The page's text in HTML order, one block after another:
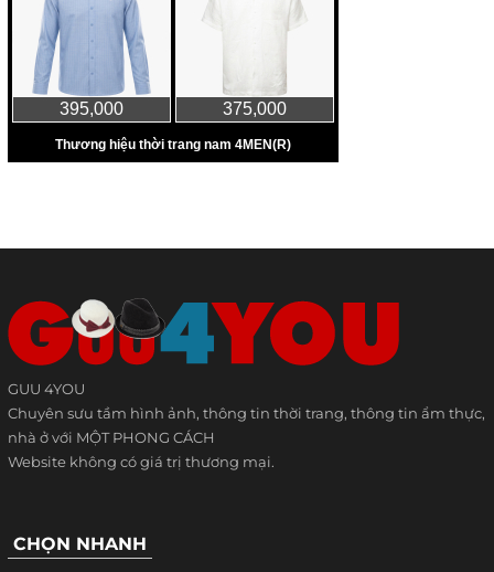
GUU 4YOU
Chuyên sưu tầm hình ảnh, thông tin thời trang, thông tin ẩm thực,
nhà ở với MỘT PHONG CÁCH
Website không có giá trị thương mại.
CHỌN NHANH